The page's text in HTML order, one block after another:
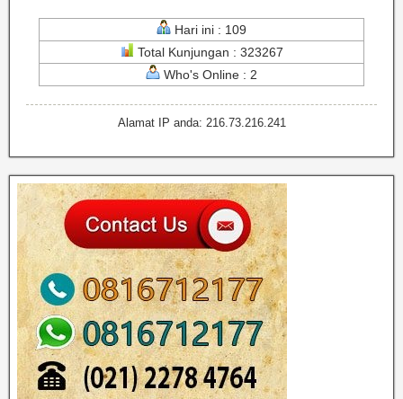
Hari ini : 109
Total Kunjungan : 323267
Who's Online : 2
Alamat IP anda: 216.73.216.241